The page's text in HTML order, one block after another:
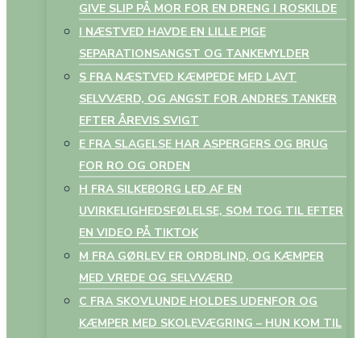
GIVE SLIP PÅ MOR FOR EN DRENG I ROSKILDE
I NÆSTVED HAVDE EN LILLE PIGE
SEPARATIONSANGST OG TANKEMYLDER
S FRA NÆSTVED KÆMPEDE MED LAVT
SELVVÆRD, OG ANGST FOR ANDRES TANKER
EFTER ÅREVIS SVIGT
E FRA SLAGELSE HAR ASPERGERS OG BRUG
FOR RO OG ORDEN
H FRA SILKEBORG LED AF EN
UVIRKELIGHEDSFØLELSE, SOM TOG TIL EFTER
EN VIDEO PÅ TIKTOK
M FRA GØRLEV ER ORDBLIND, OG KÆMPER
MED VREDE OG SELVVÆRD
C FRA SKOVLUNDE HOLDES UDENFOR OG
KÆMPER MED SKOLEVÆGRING – HUN KOM TIL